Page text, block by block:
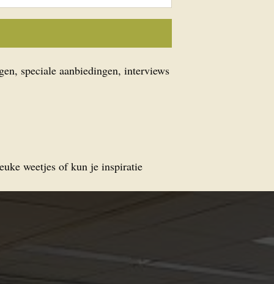
speciale aanbiedingen, interviews
weetjes of kun je inspiratie